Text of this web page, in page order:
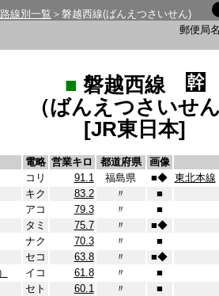
路線別一覧 ＞磐越西線(ばんえつさいせん)
郵便局
■ 磐越西線
（ばんえつさいせん
[JR東日本]
電略 営業キロ 都道府県 画像
コリ 91.1 福島県 ■◆ 東北本線
キク 83.2 〃
■
アコ 79.3 〃
■
タミ 75.7 〃 ■◆
ナク 70.3 〃
■
セコ 63.8 〃 ■◆
イコ 61.8 〃
■
セト 60.1 〃
■